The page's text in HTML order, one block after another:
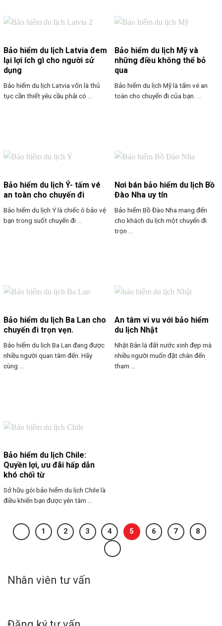
Bảo hiểm du lịch Latvia đem
lại lợi ích gì cho người sử
dụng
Bảo hiểm du lịch Latvia vốn là thủ
tục cần thiết yêu cầu phải có ...
Bảo hiểm du lịch Mỹ và
những điều không thể bỏ
qua
Bảo hiểm du lịch Mỹ là tấm vé an
toàn cho chuyến đi của bạn. ...
Bảo hiểm du lịch Ý- tấm vé
an toàn cho chuyến đi
Bảo hiểm du lịch Ý là chiếc ô bảo vệ
bạn trong suốt chuyến đi ...
Nơi bán bảo hiểm du lịch Bồ
Đào Nha uy tín
Bảo hiểm Bồ Đào Nha mang đến
cho khách du lịch một chuyến đi
trọn ...
Bảo hiểm du lịch Ba Lan cho
chuyến đi trọn vẹn.
Bảo hiểm du lịch Ba Lan đang được
nhiều người quan tâm đến. Hãy
cùng ...
An tâm vi vu với bảo hiểm
du lịch Nhật
Nhật Bản là đất nước xinh đẹp mà
nhiều người muốn đặt chân đến
tham ...
Bảo hiểm du lịch Chile:
Quyền lợi, ưu đãi hấp dẫn
khó chối từ
Sở hữu gói bảo hiểm du lịch Chile là
điều khiến bạn được yên tâm ...
1 2 3 4 5 6 7 8
Nhân viên tư vấn